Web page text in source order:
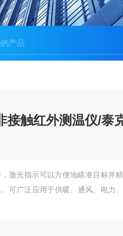
接触红外测温仪/泰
激光指示可以方便地瞄准目标并
可广泛应用于供暖、通风、电力